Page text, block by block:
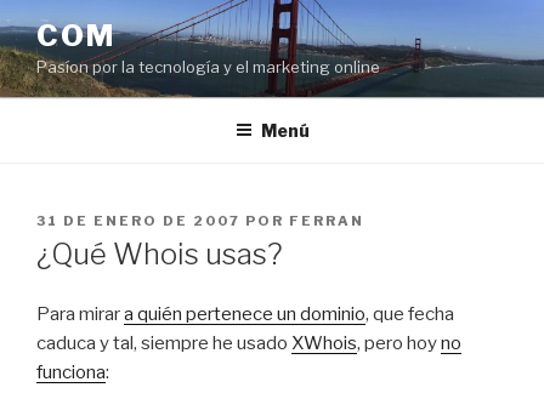
al
contenido
COM
Pasíon por la tecnología y el marketing online
Menú
PUBLICADO
EL
31 DE ENERO DE 2007 POR FERRAN
¿Qué Whois usas?
Para mirara quién pertenece un dominio, que fecha
caduca y tal, siempre he usado XWhois, pero hoyno
funciona: